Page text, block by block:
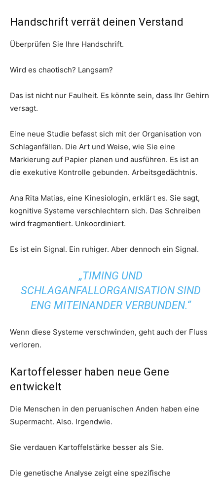
Handschrift verrät deinen Verstand
Überprüfen Sie Ihre Handschrift.
Wird es chaotisch? Langsam?
Das ist nicht nur Faulheit. Es könnte sein, dass Ihr Gehirn
versagt.
Eine neue Studie befasst sich mit der Organisation von
Schlaganfällen. Die Art und Weise, wie Sie eine
Markierung auf Papier planen und ausführen. Es ist an
die exekutive Kontrolle gebunden. Arbeitsgedächtnis.
Ana Rita Matias, eine Kinesiologin, erklärt es. Sie sagt,
kognitive Systeme verschlechtern sich. Das Schreiben
wird fragmentiert. Unkoordiniert.
Es ist ein Signal. Ein ruhiger. Aber dennoch ein Signal.
„TIMING UND
SCHLAGANFALLORGANISATION SIND
ENG MITEINANDER VERBUNDEN.“
Wenn diese Systeme verschwinden, geht auch der Fluss
verloren.
Kartoffelesser haben neue Gene
entwickelt
Die Menschen in den peruanischen Anden haben eine
Supermacht. Also. Irgendwie.
Sie verdauen Kartoffelstärke besser als Sie.
Die genetische Analyse zeigt eine spezifische